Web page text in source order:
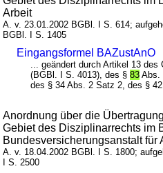
Arbeit
A. v. 23.01.2002 BGBl. I S. 614;
BGBl. I S. 1405
Eingangsformel BAZustAnO
... geändert durch Artikel 13
(BGBl. I S. 4013), des §83 Abs.
des § 34 Abs. 2 Satz 2, des § 42
Anordnung über die
Gebiet des Disziplinarrechts im
Bundesversicherungsanstalt für
A. v. 18.04.2002 BGBl. I S. 1800;
I S. 2500